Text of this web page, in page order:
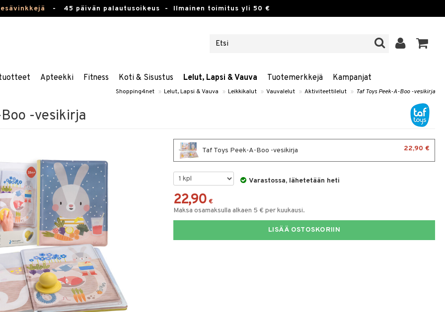
- 45 päivän palautusoikeus - Ilmainen toimitus yli 50 €
Apteekki Fitness Koti & Sisustus Lelut, Lapsi & Vauva Tuotemerkkejä Kampanjat
Shopping4net » Lelut, Lapsi & Vauva » Leikkikalut » Vauvalelut » Aktiviteettilelut » Taf Toys Peek-A-Boo -vesikirja
-vesikirja
Taf Toys Peek-A-Boo -vesikirja 22,90 €
Varastossa, lähetetään heti
22,90 €
Maksa osamaksulla alkaen 5 € per kuukausi.
LISÄÄ OSTOSKORIIN